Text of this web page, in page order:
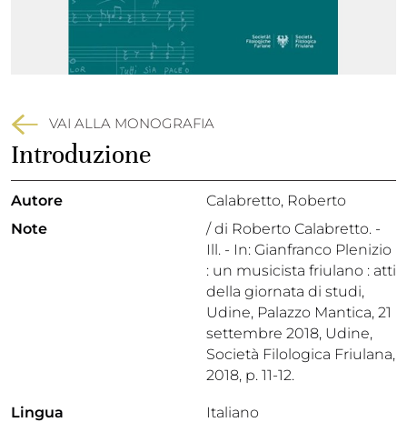
VAI ALLA MONOGRAFIA
Introduzione
Autore
Calabretto, Roberto
Note
/ di Roberto Calabretto. -
Ill. - In: Gianfranco Plenizio
: un musicista friulano : atti
della giornata di studi,
Udine, Palazzo Mantica, 21
settembre 2018, Udine,
Società Filologica Friulana,
2018, p. 11-12.
Lingua Italiano